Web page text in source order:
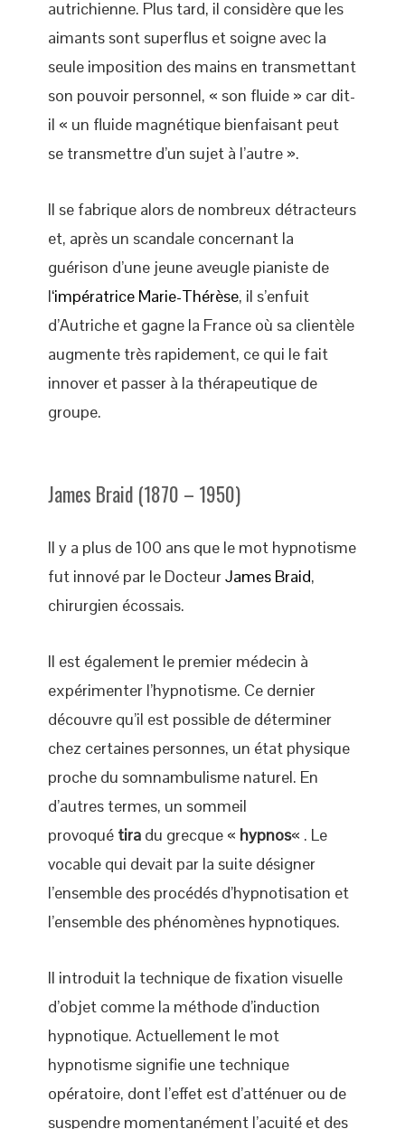
autrichienne. Plus tard, il considère que les
aimants sont superflus et soigne avec la
seule imposition des mains en transmettant
son pouvoir personnel, « son fluide » car dit-
il « un fluide magnétique bienfaisant peut
se transmettre d’un sujet à l’autre ».
Il se fabrique alors de nombreux détracteurs
et, après un scandale concernant la
guérison d’une jeune aveugle pianiste de
l‘impératrice Marie-Thérèse, il s’enfuit
d’Autriche et gagne la France où sa clientèle
augmente très rapidement, ce qui le fait
innover et passer à la thérapeutique de
groupe.
James Braid (1870 – 1950)
Il y a plus de 100 ans que le mot hypnotisme
fut innové par le DocteurJames Braid,
chirurgien écossais.
Il est également le premier médecin à
expérimenter l’hypnotisme. Ce dernier
découvre qu’il est possible de déterminer
chez certaines personnes, un état physique
proche du somnambulisme naturel. En
d’autres termes, un sommeil
provoqué tira du grecque « hypnos« . Le
vocable qui devait par la suite désigner
l’ensemble des procédés d’hypnotisation et
l’ensemble des phénomènes hypnotiques.
Il introduit la technique de fixation visuelle
d’objet comme la méthode d’induction
hypnotique. Actuellement le mot
hypnotisme signifie une technique
opératoire, dont l’effet est d’atténuer ou de
suspendre momentanément l’acuité et des